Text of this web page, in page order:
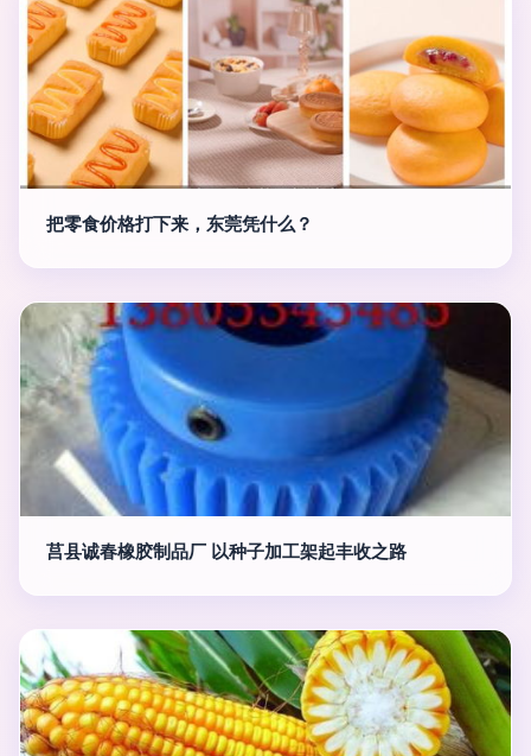
把零食价格打下来，东莞凭什么？
莒县诚春橡胶制品厂 以种子加工架起丰收之路